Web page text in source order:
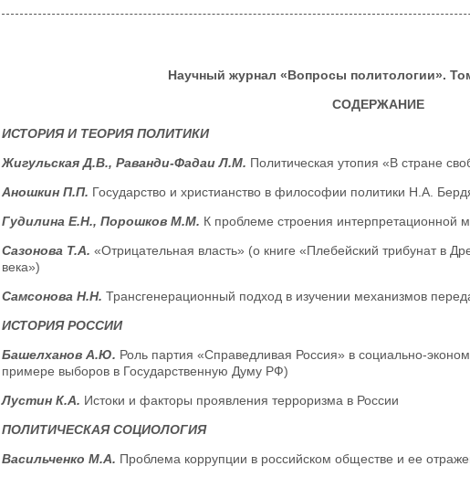
Научный журнал «Вопросы политологии».
СОДЕРЖАНИЕ
ИСТОРИЯ И ТЕОРИЯ ПОЛИТИКИ
Жигульская Д.В., Раванди-Фадаи Л.М. Политическая утопия «В стране
Аношкин П.П. Государство и христианство в философии политики Н.А.
Гудилина Е.Н., Порошков М.М. К проблеме строения интерпретационной
Сазонова Т.А. «Отрицательная власть» (о книге «Плебейский трибунат в
века»)
Самсонова Н.Н. Трансгенерационный подход в изучении механизмов
ИСТОРИЯ РОССИИ
Башелханов А.Ю. Роль партия «Справедливая Россия» в социально-
примере выборов в Государственную Думу РФ)
Лустин К.А. Истоки и факторы проявления терроризма в России
ПОЛИТИЧЕСКАЯ СОЦИОЛОГИЯ
Васильченко М.А. Проблема коррупции в российском обществе и ее